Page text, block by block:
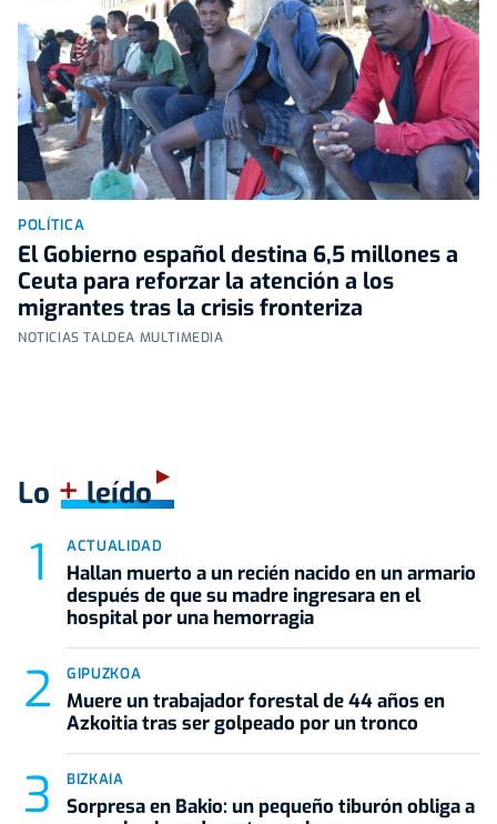
POLÍTICA
El Gobierno español destina 6,5 millones a
Ceuta para reforzar la atención a los
migrantes tras la crisis fronteriza
NOTICIAS TALDEA MULTIMEDIA
Lo +leído
ACTUALIDAD
Hallan muerto a un recién nacido en un armario
después de que su madre ingresara en el
hospital por una hemorragia
GIPUZKOA
Muere un trabajador forestal de 44 años en
Azkoitia tras ser golpeado por un tronco
BIZKAIA
Sorpresa en Bakio: un pequeño tiburón obliga a